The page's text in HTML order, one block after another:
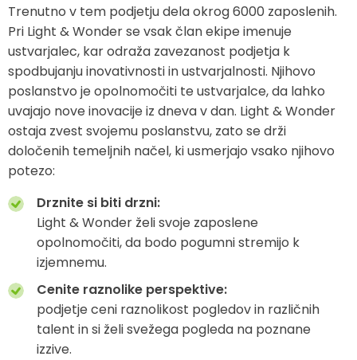
Trenutno v tem podjetju dela okrog 6000 zaposlenih.
Pri Light & Wonder se vsak član ekipe imenuje
ustvarjalec, kar odraža zavezanost podjetja k
spodbujanju inovativnosti in ustvarjalnosti. Njihovo
poslanstvo je opolnomočiti te ustvarjalce, da lahko
uvajajo nove inovacije iz dneva v dan. Light & Wonder
ostaja zvest svojemu poslanstvu, zato se drži
določenih temeljnih načel, ki usmerjajo vsako njihovo
potezo:
Drznite si biti drzni:
Light & Wonder želi svoje zaposlene
opolnomočiti, da bodo pogumni stremijo k
izjemnemu.
Cenite raznolike perspektive:
podjetje ceni raznolikost pogledov in različnih
talent in si želi svežega pogleda na poznane
izzive.